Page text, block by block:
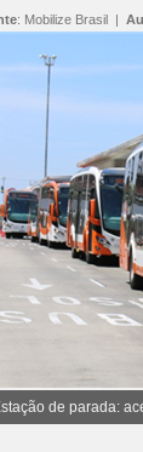
: Mobilize Brasil |
de parada: